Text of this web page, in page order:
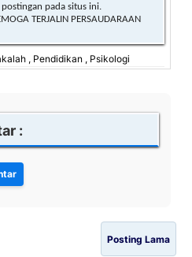
pada situs ini.
TERJALIN PERSAUDARAAN
, Pendidikan , Psikologi
:
Posting Lama